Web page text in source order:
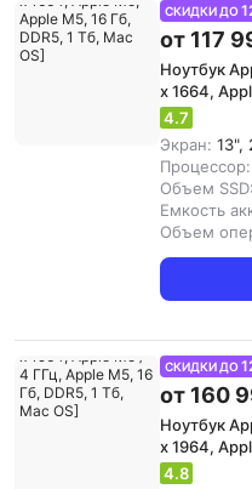
СКИДКИ ДО
от 117
Ноутбук
x 1664,
Mac OS]
4.7
Экран: 13",
Процессор:
Объем SSD:
Емкость
Объем
СКИДКИ ДО
от 160
Ноутбук
x 1964,
DDR5, 1 Тб,
4.8